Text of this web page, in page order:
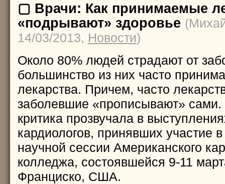
▢ Врачи: Как принимаемые
«подрывают» здоровье
14/03/2013, Новости)
Около 80% людей страдают от
большинство из них часто
лекарства. Причем, часто
заболевшие «прописывают» сами.
критика прозвучала в
кардиологов, принявших участие
научной сессии Американского
колледжа, состоявшейся 9-11
Франциско, США.